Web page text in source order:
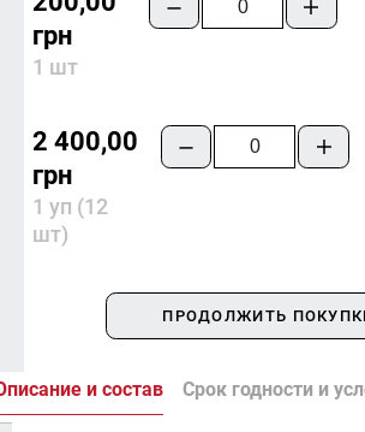
грн
1 шт
2 400,00
грн
1 уп (12
шт)
ПРОДОЛЖИТЬ
и состав Срок годности и